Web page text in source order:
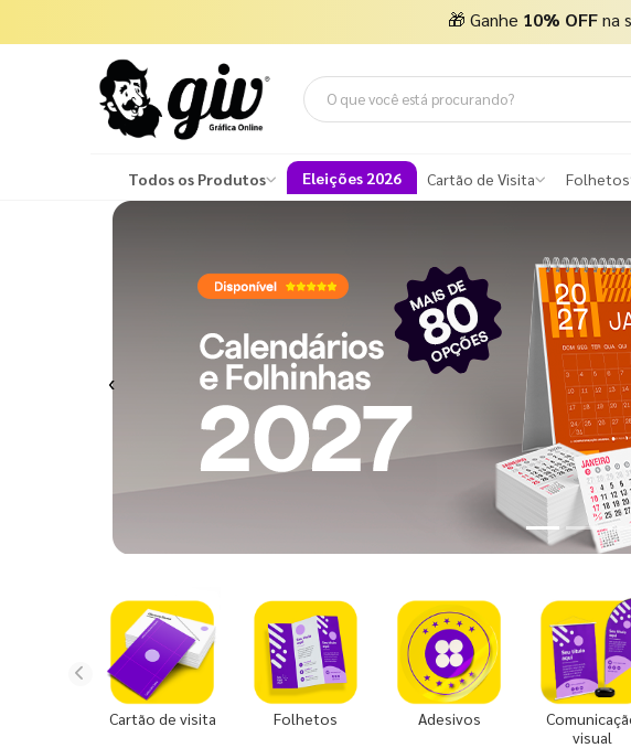
🎁 Ganhe 10% OFFna
Todos os Produtos Eleições 2026 Cartão de Visita Folhetos
Previous
Cartão de visita Folhetos Adesivos
visual